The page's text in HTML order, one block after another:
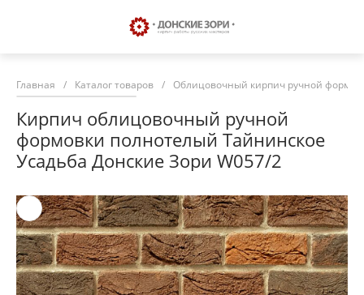
Главная / Каталог товаров / Облицовочный кирпич ручной
Кирпич облицовочный ручной
формовки полнотелый Тайнинское
Усадьба Донские Зори W057/2